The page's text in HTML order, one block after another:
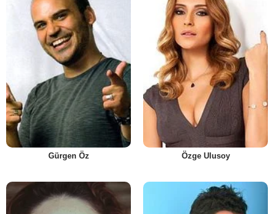
Gürgen Öz Özge Ulusoy